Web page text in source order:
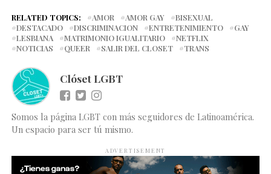
RELATED TOPICS: AMOR AMOR GAY
BISEXUAL
DESTACADO
DISCRIMINACION ENTRETENIMIENTO
GAY
LESBIANA
MATRIMONIO IGUALITARIO
NETFLIX
NOTICIAS
QUEER SALIR DEL CLOSET TRANS
Clóset LGBT
Somos la página LGBT con más seguidores de Latinoamérica.
Un espacio para ser tú mismo.
ADVERTISEMENT